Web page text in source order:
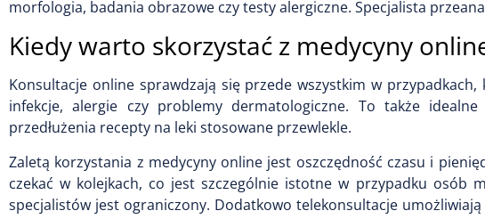
morfologia, badania obrazowe czy testy alergiczne. Specjalista
Kiedy warto skorzystać z medycyny
Konsultacje online sprawdzają się przede wszystkim w
infekcje, alergie czy problemy dermatologiczne. To także
przedłużenia recepty na leki stosowane przewlekle.
Zaletą korzystania z medycyny online jest oszczędność czasu i
czekać w kolejkach, co jest szczególnie istotne w przypadku osób
specjalistów jest ograniczony. Dodatkowo telekonsultacje